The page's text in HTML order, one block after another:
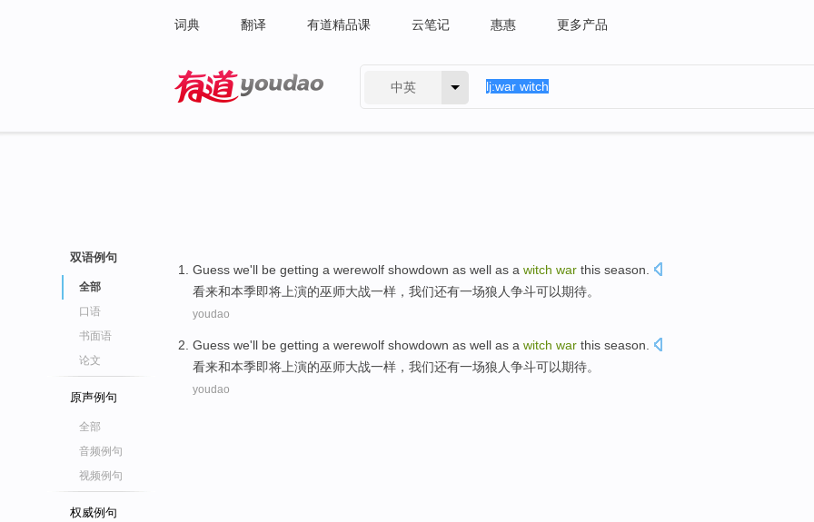
词典 翻译 有道精品课 云笔记 惠惠 更多产品
中英
双语例句
全部
口语
书面语
论文
原声例句
全部
音频例句
视频例句
权威例句
Guess we'll be getting a werewolf showdown as well as a witch war this season.
看来和本季即将上演的巫师大战一样 ， 我们还有一场狼 人争斗可以期待。
youdao
Guess we'll be getting a werewolf showdown as well as a witch war this season.
看来和本季即将上演的巫师大战一样 ， 我们还有一场狼 人争斗可以期待。
youdao